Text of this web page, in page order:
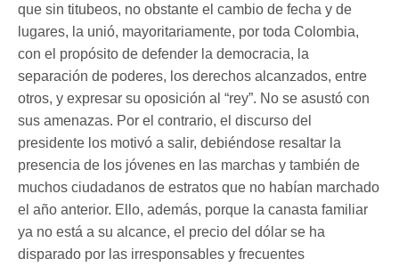
que sin titubeos, no obstante el cambio de fecha y de
lugares, la unió, mayoritariamente, por toda Colombia,
con el propósito de defender la democracia, la
separación de poderes, los derechos alcanzados, entre
otros, y expresar su oposición al “rey”. No se asustó con
sus amenazas. Por el contrario, el discurso del
presidente los motivó a salir, debiéndose resaltar la
presencia de los jóvenes en las marchas y también de
muchos ciudadanos de estratos que no habían marchado
el año anterior. Ello, además, porque la canasta familiar
ya no está a su alcance, el precio del dólar se ha
disparado por las irresponsables y frecuentes